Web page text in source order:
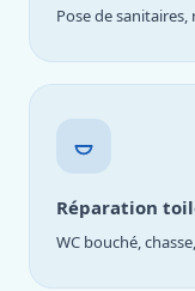
Pose de
Réparation
WC bouché,